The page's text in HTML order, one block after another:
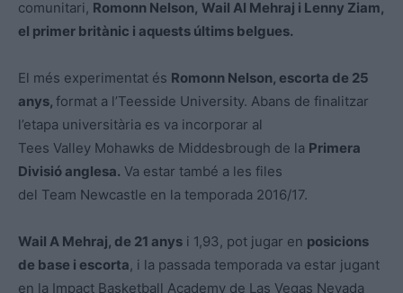
comunitari, Romonn Nelson, Wail Al Mehraj i Lenny Ziam,
el primer britànic i aquests últims belgues.
El més experimentat és Romonn Nelson, escorta de 25
anys, format a l’Teesside University. Abans de finalitzar
l’etapa universitària es va incorporar al
Tees Valley Mohawks de Middesbrough de la Primera
Divisió anglesa. Va estar també a les files
del Team Newcastle en la temporada 2016/17.
Wail A Mehraj, de 21 anys i 1,93, pot jugar en posicions
de base i escorta, i la passada temporada va estar jugant
en la Impact Basketball Academy de Las Vegas Nevada